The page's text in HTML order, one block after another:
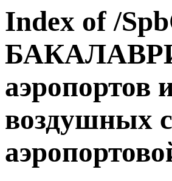
Index of /
аэропортов
воздушных